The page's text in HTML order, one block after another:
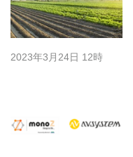
2023年3月24日 12時